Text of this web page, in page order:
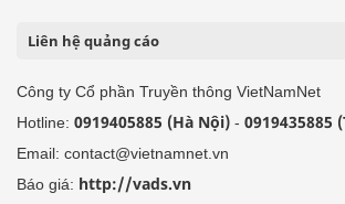
Liên hệ quảng cáo
Công ty Cổ phần Truyền thông VietNamNet
Hotline: 0919405885 (Hà Nội) - 0919435885
Email: contact@vietnamnet.vn
Báo giá: http://vads.vn